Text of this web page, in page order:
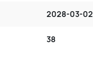
2028-03-02
38